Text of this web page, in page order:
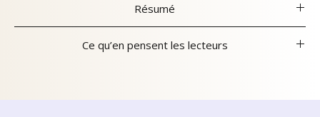
Résumé
verre remisée dans un vieux grenier. Maé fit sa
Ce qu’en pensent les lecteurs